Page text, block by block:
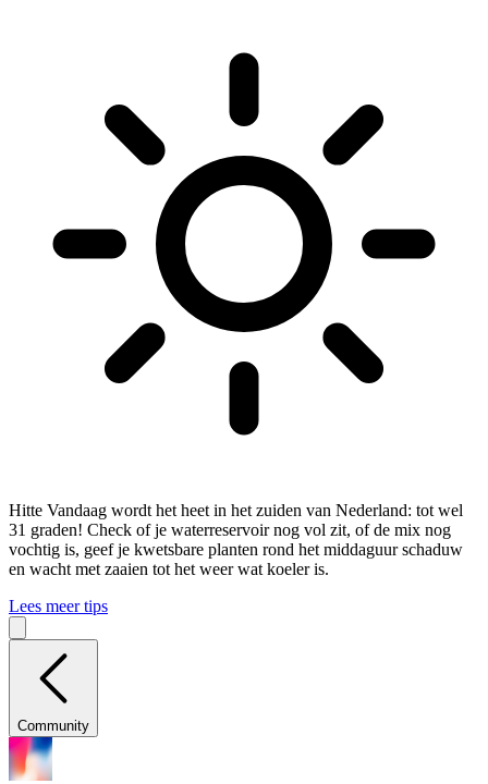
Hitte Vandaag wordt het heet in het zuiden van Nederland: tot wel
31 graden! Check of je waterreservoir nog vol zit, of de mix nog
vochtig is, geef je kwetsbare planten rond het middaguur schaduw
en wacht met zaaien tot het weer wat koeler is.
Lees meer tips
Community